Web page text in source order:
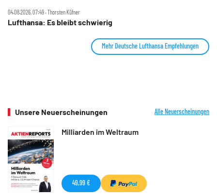
04.08.2026, 07:49 ‧ Thorsten Küfner
Lufthansa: Es bleibt schwierig
Mehr Deutsche Lufthansa Empfehlungen
Unsere Neuerscheinungen Alle Neuerscheinungen
Milliarden im Weltraum
49,99 €